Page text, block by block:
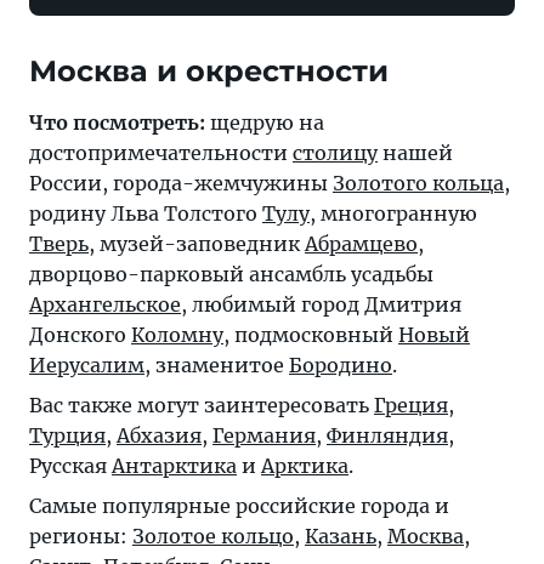
Москва и окрестности
Что посмотреть: щедрую на
достопримечательности столицунашей
России, города-жемчужины Золотого кольца,
родину Льва Толстого Тулу, многогранную
Тверь, музей-заповедник Абрамцево,
дворцово-парковый ансамбль усадьбы
Архангельское, любимый город Дмитрия
Донского Коломну, подмосковный Новый
Иерусалим, знаменитое Бородино.
Вас также могут заинтересовать Греция,
Турция, Абхазия, Германия, Финляндия,
Русская Антарктика и Арктика.
Самые популярные российские города и
регионы: Золотое кольцо, Казань, Москва,